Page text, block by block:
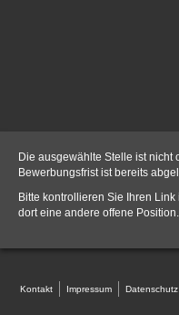
Die ausgewählte Stelle ist nicht
Bewerbungsfrist ist bereits
Bitte kontrollieren Sie Ihren Link
dort eine andere offene Position.
Kontakt Impressum Datenschutz